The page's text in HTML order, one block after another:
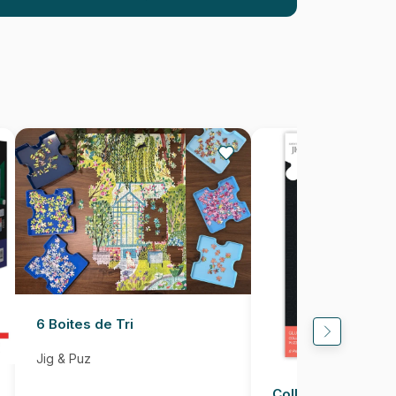
Puzzle pour Adultes (500 à 48.000
750 pièces
41 x 32 cm
6 Boites de Tri
Jig & Puz